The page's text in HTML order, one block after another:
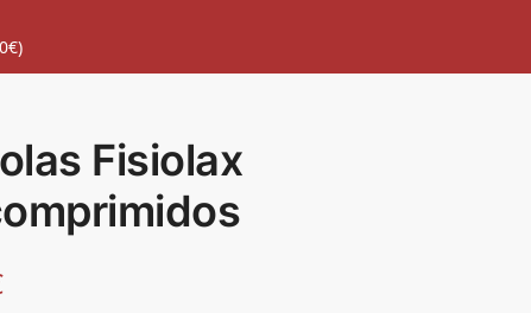
Fisiolax